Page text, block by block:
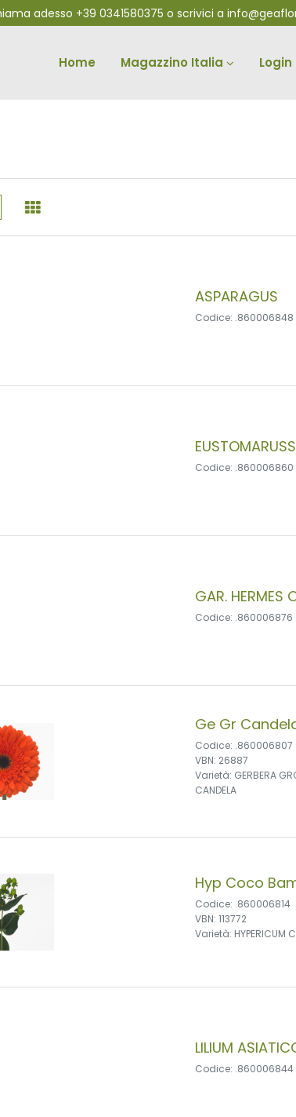
adesso +39 0341580375 o scrivici a
Home Magazzino Italia Login
ASPARAGUS
Codice: .860006848
Codice: .860006860
GAR. HERMES
Codice: .860006876
Ge Gr
Codice: .860006807
VBN: 26887
Varietà: GERBERA
CANDELA
Hyp Coco
Codice: .860006814
VBN: 113772
Varietà: HYPERICUM
LILIUM
Codice: .860006844